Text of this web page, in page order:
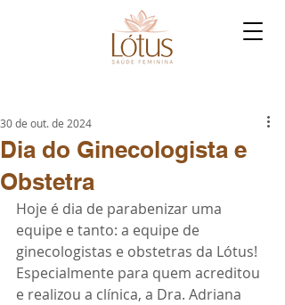
Dia do Ginecologista e
Obstetra
30 de out. de 2024
Hoje é dia de parabenizar uma
equipe e tanto: a equipe de
ginecologistas e obstetras da Lótus!
Especialmente para quem acreditou
e realizou a clínica, a Dra. Adriana